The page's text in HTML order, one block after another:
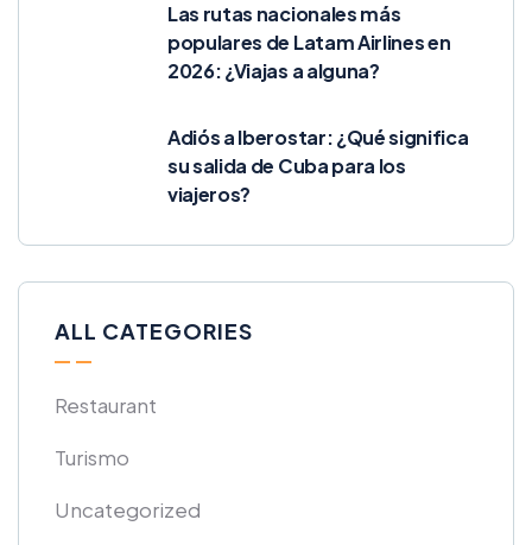
Las rutas nacionales más
populares de Latam Airlines en
2026: ¿Viajas a alguna?
Adiós a Iberostar: ¿Qué significa
su salida de Cuba para los
viajeros?
ALL CATEGORIES
Restaurant
Turismo
Uncategorized